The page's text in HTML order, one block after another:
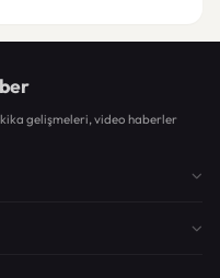
gelişmeleri, video haberler